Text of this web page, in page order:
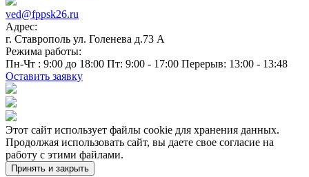
ved@fppsk26.ru
Адрес:
г. Ставрополь ул. Голенева д.73 A
Режима работы:
Пн-Чт : 9:00 до 18:00 Пт: 9:00 - 17:00 Перерыв: 13:00 - 13:48
Оставить заявку
Этот сайт использует файлы cookie для хранения данных.
Продолжая использовать сайт, вы даете свое согласие на
работу с этими файлами.
Принять и закрыть